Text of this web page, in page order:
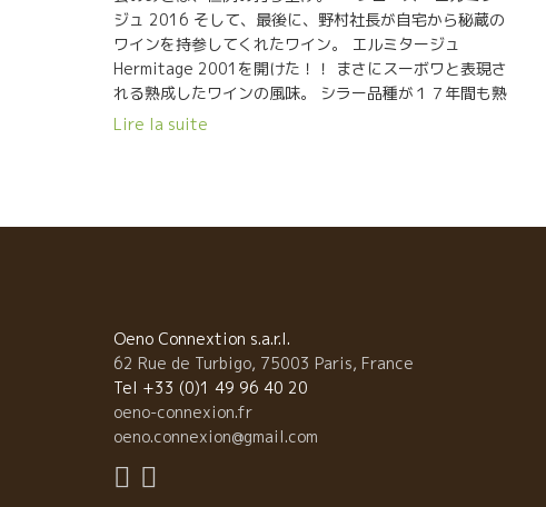
ジュ 2016 そして、最後に、野村社長が自宅から秘蔵の
ワインを持参してくれたワイン。 エルミタージュ
Hermitage 2001を開けた！！ まさにスーボワと表現さ
れる熟成したワインの風味。 シラー品種が１７年間も熟
成して、すべてが溶けて、ゆったりとした風格を備えて
は身をもって日本文化を体験している。一生忘れないだ
ろう。
Lire la suite
Oeno Connextion s.a.r.l.
62 Rue de Turbigo, 75003 Paris, France
Tel +33 (0)1 49 96 40 20
oeno-connexion.fr
oeno.connexion@gmail.com